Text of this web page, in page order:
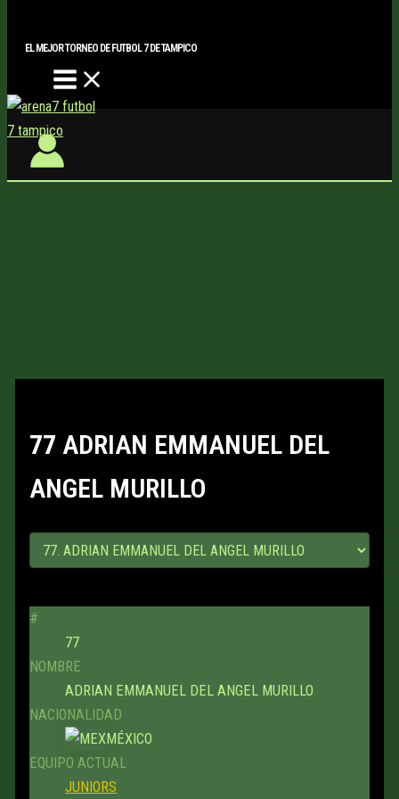
EL MEJOR TORNEO DE FUTBOL 7 DE TAMPICO
77 ADRIAN EMMANUEL DEL
ANGEL MURILLO
#
77
NOMBRE
ADRIAN EMMANUEL DEL ANGEL MURILLO
NACIONALIDAD
MÉXICO
EQUIPO ACTUAL
JUNIORS